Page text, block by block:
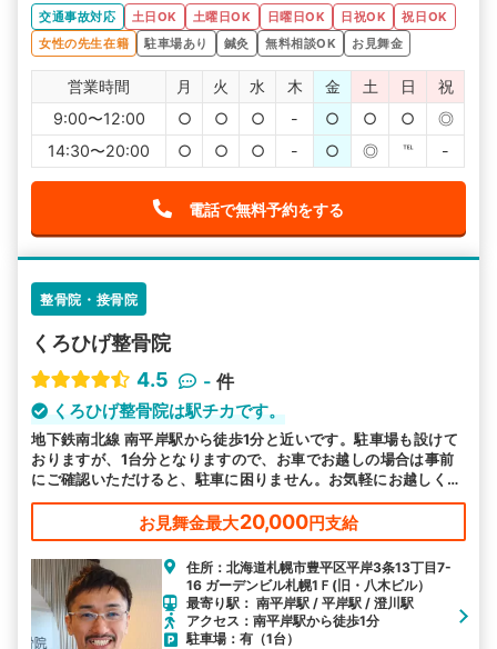
交通事故対応 土日OK 土曜日OK 日曜日OK 日祝OK
祝日OK
女性の先生在籍
駐車場あり 鍼灸 無料相談OK お見舞金
営業時間 月 火 水 木 金 土 日
祝
9:00〜12:00
○ ○ ○ - ○ ○ ○
◎
14:30〜20:00
○ ○ ○ - ○ ◎ ℡ -
電話で無料予約をする
整骨院・接骨院
くろひげ整骨院
4.5
- 件
くろひげ整骨院は駅チカです。
地下鉄南北線 南平岸駅から徒歩1分と近いです。駐車場も設けて
おりますが、1台分となりますので、お車でお越しの場合は事前
にご確認いただけると、駐車に困りません。お気軽にお越しくだ
さい。
お見舞金最大20,000円支給
住所：北海道札幌市豊平区平岸3条13丁目7-
16 ガーデンビル札幌1Ｆ(旧・八木ビル）
最寄り駅： 南平岸駅 / 平岸駅 / 澄川駅
アクセス：南平岸駅から徒歩1分
駐車場：有（1台）